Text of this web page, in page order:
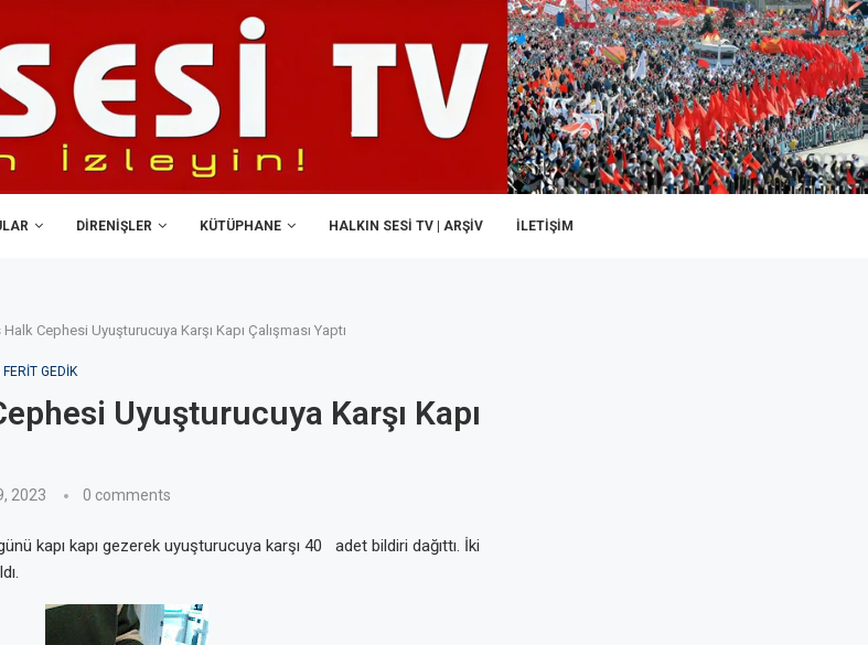
DIRENIŞLER KÜTÜPHANE HALKIN SESI TV | ARŞİV İLETIŞIM
Halk Cephesi Uyuşturucuya Karşı Kapı Çalışması Yaptı
GEDIK
Uyuşturucuya Karşı Kapı
2023 0 comments
kapı kapı gezerek uyuşturucuya karşı 40 adet bildiri dağıttı. İki